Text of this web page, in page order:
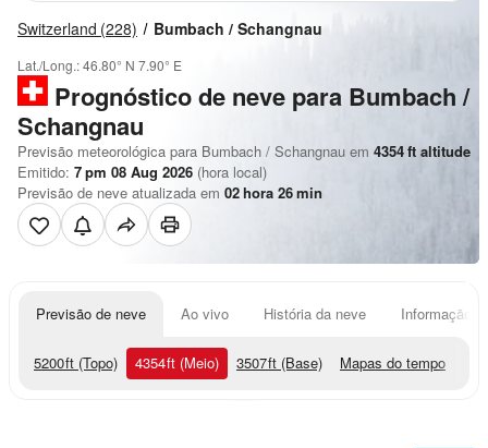
Switzerland (228) Bumbach / Schangnau
Lat./Long.:46.80° N 7.90° E
Prognóstico de neve para Bumbach /
Schangnau
Previsão meteorológica para Bumbach / Schangnau em 4354ft altitude
Emitido: 7 pm 08 Aug 2026 (hora local)
Previsão de neve atualizada em 02hora 26min
Previsão de neve Ao vivo História da neve Informação
5200ft (Topo) 4354ft (Meio) 3507ft (Base) Mapas do tempo